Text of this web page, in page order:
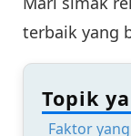
terbaik yang
Topik
Faktor